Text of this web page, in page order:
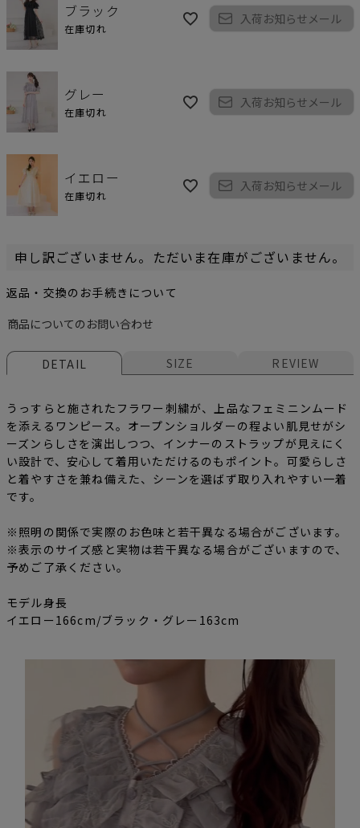
ブラック
在庫切れ
入荷お知らせメール
グレー
在庫切れ
入荷お知らせメール
イエロー
在庫切れ
入荷お知らせメール
申し訳ございません。ただいま在庫がございません。
返品・交換のお手続きについて
商品についてのお問い合わせ
DETAIL SIZE REVIEW
うっすらと施されたフラワー刺繍が、上品なフェミニンムード
を添えるワンピース。オープンショルダーの程よい肌見せがシ
ーズンらしさを演出しつつ、インナーのストラップが見えにく
い設計で、安心して着用いただけるのもポイント。可愛らしさ
と着やすさを兼ね備えた、シーンを選ばず取り入れやすい一着
です。
※照明の関係で実際のお色味と若干異なる場合がございます。
※表示のサイズ感と実物は若干異なる場合がございますので、
予めご了承ください。
モデル身長
イエロー166cm/ブラック・グレー163cm